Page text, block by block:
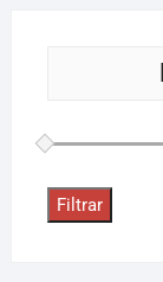
Filtrar